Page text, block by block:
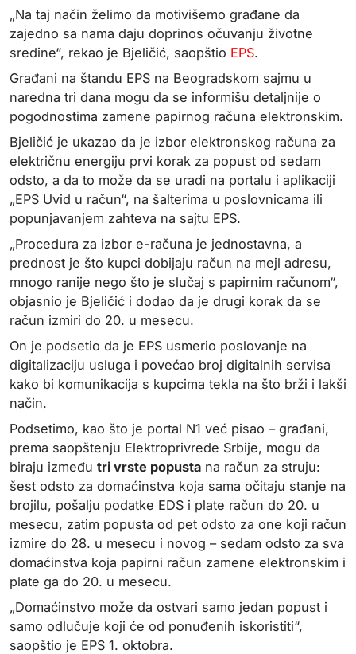
„Na taj način želimo da motivišemo građane da
zajedno sa nama daju doprinos očuvanju životne
sredine“, rekao je Bjeličić, saopštio EPS.
Građani na štandu EPS na Beogradskom sajmu u
naredna tri dana mogu da se informišu detaljnije o
pogodnostima zamene papirnog računa elektronskim.
Bjeličić je ukazao da je izbor elektronskog računa za
električnu energiju prvi korak za popust od sedam
odsto, a da to može da se uradi na portalu i aplikaciji
„EPS Uvid u račun“, na šalterima u poslovnicama ili
popunjavanjem zahteva na sajtu EPS.
„Procedura za izbor e-računa je jednostavna, a
prednost je što kupci dobijaju račun na mejl adresu,
mnogo ranije nego što je slučaj s papirnim računom“,
objasnio je Bjeličić i dodao da je drugi korak da se
račun izmiri do 20. u mesecu.
On je podsetio da je EPS usmerio poslovanje na
digitalizaciju usluga i povećao broj digitalnih servisa
kako bi komunikacija s kupcima tekla na što brži i lakši
način.
Podsetimo, kao što je portal N1 već pisao – građani,
prema saopštenju Elektroprivrede Srbije, mogu da
biraju između tri vrste popusta na račun za struju:
šest odsto za domaćinstva koja sama očitaju stanje na
brojilu, pošalju podatke EDS i plate račun do 20. u
mesecu, zatim popusta od pet odsto za one koji račun
izmire do 28. u mesecu i novog – sedam odsto za sva
domaćinstva koja papirni račun zamene elektronskim i
plate ga do 20. u mesecu.
„Domaćinstvo može da ostvari samo jedan popust i
samo odlučuje koji će od ponuđenih iskoristiti“,
saopštio je EPS 1. oktobra.